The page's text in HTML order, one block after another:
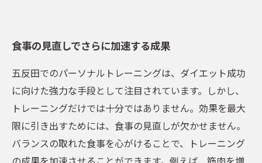
食事の見直しでさらに加速する成果
五反田でのパーソナルトレーニングは、ダイエット成功
に向けた強力な手段として注目されています。しかし、
トレーニングだけでは十分ではありません。効果を最大
限に引き出すためには、食事の見直しが欠かせません。
バランスの取れた食事を心がけることで、トレーニング